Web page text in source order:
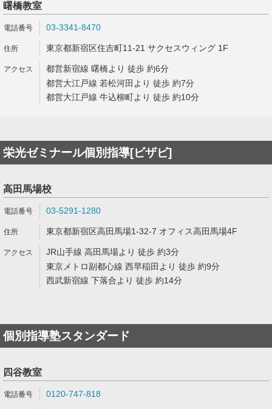
曙橋教室
03-3341-8470
東京都新宿区住吉町11-21 サクセスウィング 1F
都営新宿線 曙橋より 徒歩 約6分
都営大江戸線 若松河田より 徒歩 約7分
都営大江戸線 牛込柳町より 徒歩 約10分
栄光ゼミナール個別指導[ビザビ]
高田馬場校
03-5291-1280
東京都新宿区高田馬場1-32-7 オフィス高田馬場4F
JR山手線 高田馬場より 徒歩 約3分
東京メトロ副都心線 西早稲田より 徒歩 約9分
西武新宿線 下落合より 徒歩 約14分
個別指導塾スタンダード
四谷教室
0120-747-818